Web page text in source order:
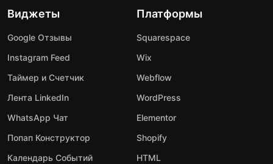
Виджеты
Google Отзывы
Instagram Feed
Таймер и Счетчик
Лента LinkedIn
WhatsApp Чат
Попап Конструктор
Календарь Событий
Платформы
Squarespace
Wix
Webflow
WordPress
Elementor
Shopify
HTML